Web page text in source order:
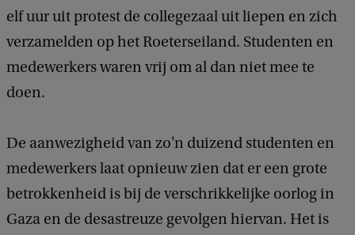
elf uur uit protest de collegezaal uit liepen en zich
verzamelden op het Roeterseiland. Studenten en
medewerkers waren vrij om al dan niet mee te
doen.
De aanwezigheid van zo'n duizend studenten en
medewerkers laat opnieuw zien dat er een grote
betrokkenheid is bij de verschrikkelijke oorlog in
Gaza en de desastreuze gevolgen hiervan. Het is